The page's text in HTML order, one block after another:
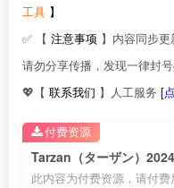
工具 】
✅ 【 注意事项 】内容同步
请勿分享传播，发现一律封号
💖【 联系我们 】人工服务 [
Tarzan（ターザン）
此内容为付费资源，请付费
付费资源